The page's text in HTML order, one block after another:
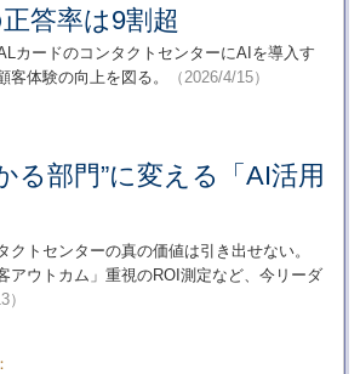
答率は9割超
カードのコンタクトセンターにAIを導入す
体験の向上を図る。
（2026/4/15）
る部門”に変える「AI活用
トセンターの真の価値は引き出せない。
アウトカム」重視のROI測定など、今リーダ
）